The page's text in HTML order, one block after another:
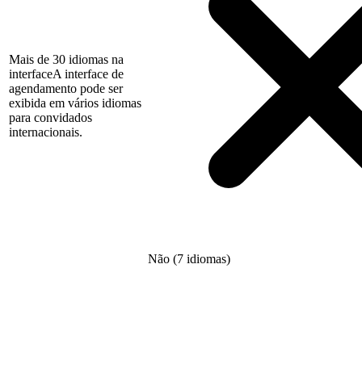
Mais de 30 idiomas na
interfaceA interface de
agendamento pode ser
exibida em vários idiomas
para convidados
internacionais.
Não (7 idiomas)